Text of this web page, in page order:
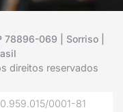
78896-069 | Sorriso |
direitos reservados
0001-81